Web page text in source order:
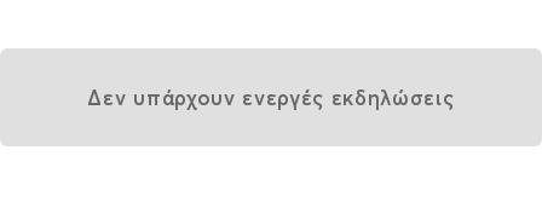
Δεν υπάρχουν ενεργές εκδηλώσεις